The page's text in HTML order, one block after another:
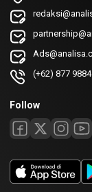
(+62) 877
Follow